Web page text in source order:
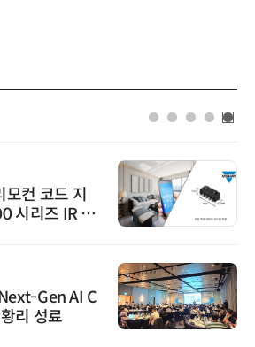
노보센스
노보센스,
난제 극복…차
기
인아그룹
'자동화 산업
인아그룹 전국
어 개최